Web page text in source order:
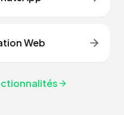
Web